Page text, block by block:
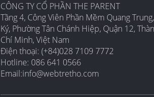
CÔNG TY CỔ PHẦN THE PARENT
Tầng 4, Công Viên Phần Mềm Quang
Ký, Phường Tân Chánh Hiệp, Quận 12,
Chí Minh, Việt Nam
Điện thoại: (+84)028 7109 7772
Hotline: 086 641 0566
Email:info@webtretho.com